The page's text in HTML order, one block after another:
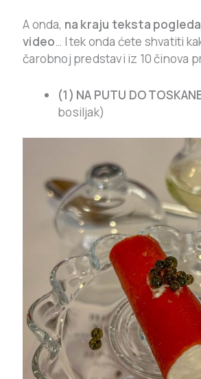
A onda, na kraju teksta
video… I tek onda ćete shvatiti
čarobnoj predstavi iz 10 činova
(1) NA PUTU DO
bosiljak)